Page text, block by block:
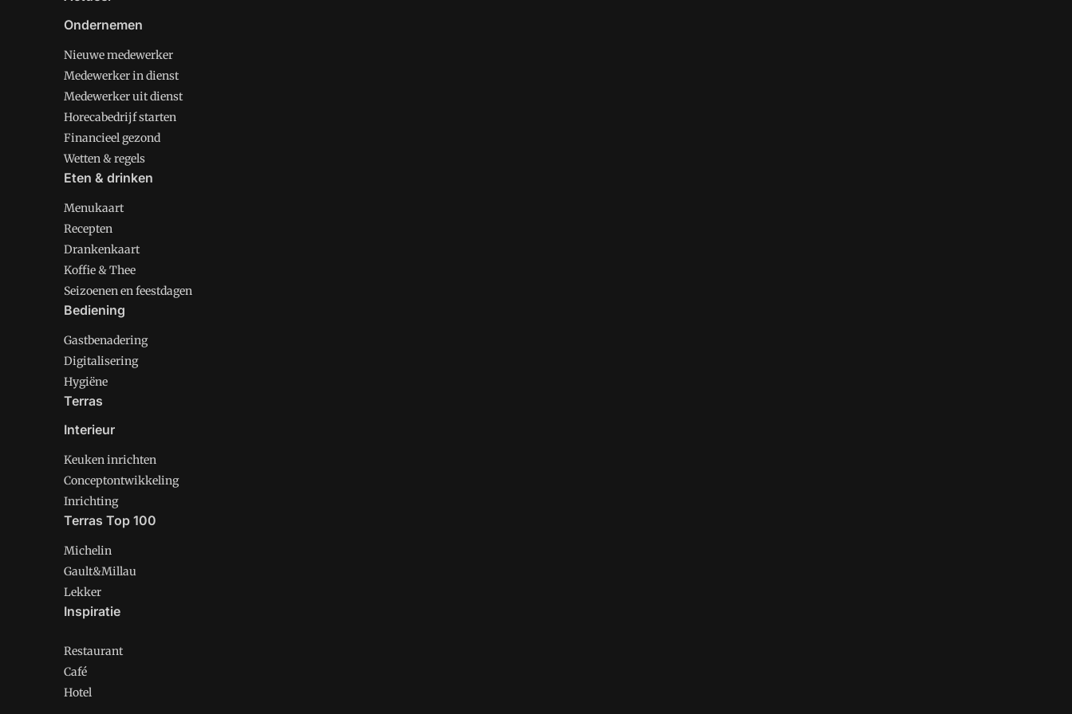
Ondernemen
Nieuwe medewerker
Medewerker in dienst
Medewerker uit dienst
Horecabedrijf starten
Financieel gezond
Wetten & regels
Eten & drinken
Menukaart
Recepten
Drankenkaart
Koffie & Thee
Seizoenen en feestdagen
Bediening
Gastbenadering
Digitalisering
Hygiëne
Terras
Interieur
Keuken inrichten
Conceptontwikkeling
Inrichting
Terras Top 100
Michelin
Gault&Millau
Lekker
Inspiratie
Restaurant
Café
Hotel